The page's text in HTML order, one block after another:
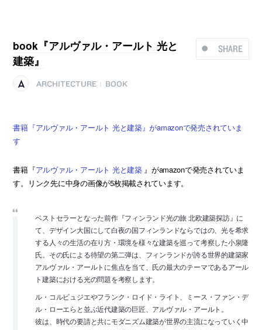
SHARE
book『アルヴァル・アールト 光と
建築』
ARCHITECTURE BOOK
書籍『アルヴァル・アールト 光と建築』がamazonで発売されていま
す
書籍『アルヴァル・アールト 光と建築 』がamazonで発売されていま
す。リンク先に中身の画像が5枚掲載されています。
ベストセラーとなった前作『フィンランド光の旅 北欧建築探訪』に
て、デザイン大国にして白夜の国フィンランドならではの、光を希求
する人々の生活の在り方・環境を様々な建築を巡って考察した小泉隆
氏。その氏による待望の第二弾は、フィンランドが誇る世界的建築家
アルヴァル・アールトに焦点を当て、氏の最大のテーマであるアール
ト建築における光の問題を考察します。
ル・コルビュジエやフランク・ロイド・ライト、ミース・ファン・デ
ル・ローエらと並ぶ近代建築の巨匠、アルヴァル・アールト。
彼は、時代の要請と共にモダニズム建築が世界の主流になっていく中